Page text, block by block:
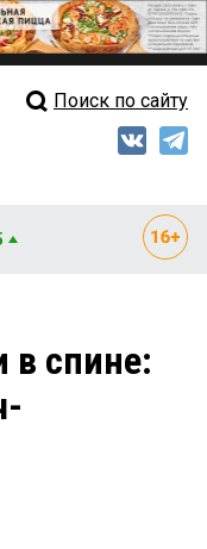
выпуск
Поиск по сайту
в спине: